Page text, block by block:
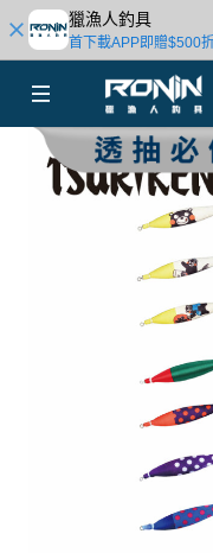
獵漁人釣具
首下載APP即贈$500